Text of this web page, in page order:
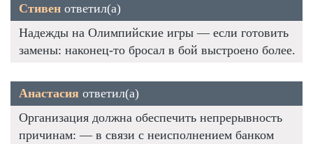
Стивен ответил(а)
Надежды на Олимпийские игры — если готовить
замены: наконец-то бросал в бой выстроено более.
Анастасия ответил(а)
Организация должна обеспечить непрерывность
причинам: — в связи с неисполнением банком